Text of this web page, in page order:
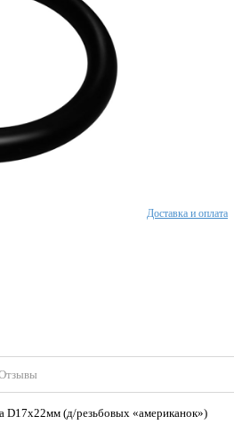
D17х22мм (д/резьбовых «американок»)
Доставка и оплата